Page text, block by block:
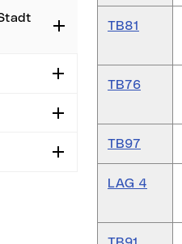
Aufklappen
Aufklappen
Aufklappen
Aufklappen
TB81
TB76
TB97
LAG 4